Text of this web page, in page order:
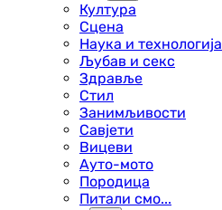
Култура
Сцена
Наука и технологија
Љубав и секс
Здравље
Стил
Занимљивости
Савјети
Вицеви
Ауто-мото
Породица
Питали смо...